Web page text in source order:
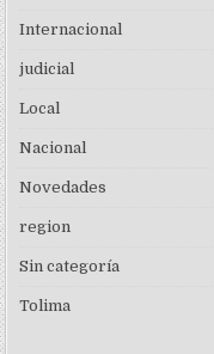
Internacional
judicial
Local
Nacional
Novedades
region
Sin categoría
Tolima